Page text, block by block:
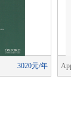
3020元/年